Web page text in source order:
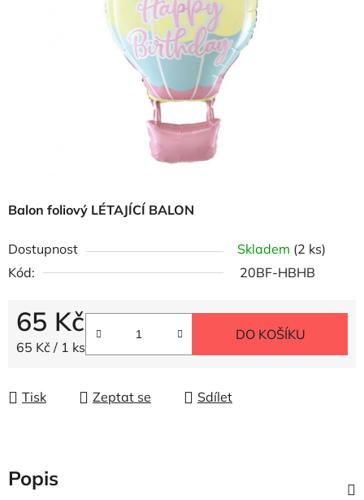
Balon foliový LÉTAJÍCÍ BALON
Dostupnost Skladem (2 ks)
Kód:
20BF-HBHB
65 Kč
Měrná cena:
65 Kč / 1 ks
DO KOŠÍKU
Tisk Zeptat se Sdílet
Popis